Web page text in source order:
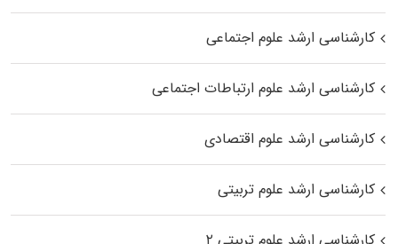
کارشناسی ارشد علوم اجتماعی
کارشناسی ارشد علوم ارتباطات اجتماعی
کارشناسی ارشد علوم اقتصادی
کارشناسی ارشد علوم تربیتی